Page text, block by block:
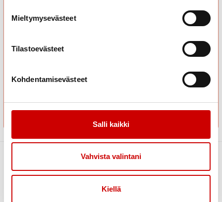
Mieltymysevästeet
Tilastoevästeet
Kohdentamisevästeet
Salli kaikki
Vahvista valintani
Kiellä
Arjen mestari – vau! Terveydenlukutaitosi on arjen
supervoima. Olet ratkonut haastavatkin kysymykset selkeällä
Link to instagram
Link to youtube